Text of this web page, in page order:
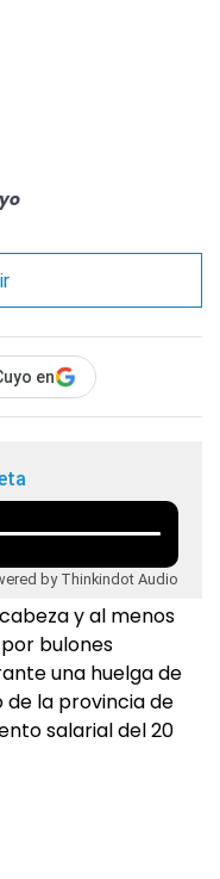
en
by Thinkindot Audio
y al menos
bulones
una huelga de
la provincia de
salarial del 20